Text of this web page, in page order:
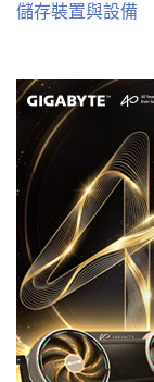
儲存裝置與設備